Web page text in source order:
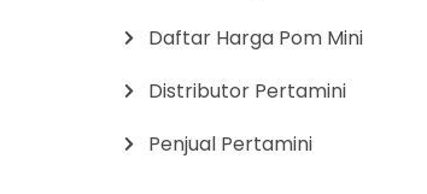
Daftar Harga Pom Mini
Distributor Pertamini
Penjual Pertamini